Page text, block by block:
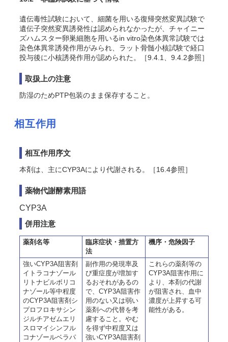
遺伝毒性試験において、細菌を用いる復帰突然変異試験で
遺伝子突然変異誘発性は認められなかったが、チャイニー
ズハムスター卵巣細胞を用いるin vitro染色体異常試験では
染色体異常誘発作用がみられ、ラット骨髄小核試験で経口
投与後に小核誘発作用が認められた 。［9.4.1、9.4.2参照］
取扱上の注意
防湿のためPTP包装のまま保存すること。
相互作用
相互作用序文
本剤は、主にCYP3Aにより代謝される。［16.4参照］
薬物代謝酵素用語
CYP3A
併用注意
薬剤名等
臨床症状・措置方
法
機序・危険因子
強いCYP3A阻害剤
イトラコナゾール
リトナビルボリコ
ナゾール等中程度
のCYP3A阻害剤シ
プロフロキサシン
ジルチアゼムエリ
スロマイシンフル
コナゾールベラパ
副作用の発現率及
び重症度が増加す
るおそれがあるの
で、CYP3A阻害作
用のない又は弱い
薬剤への代替を考
慮すること。やむ
を得ず中程度又は
強いCYP3A阻害剤
これらの薬剤等の
CYP3A阻害作用に
より、本剤の代謝
が阻害され、血中
濃度が上昇する可
能性がある。